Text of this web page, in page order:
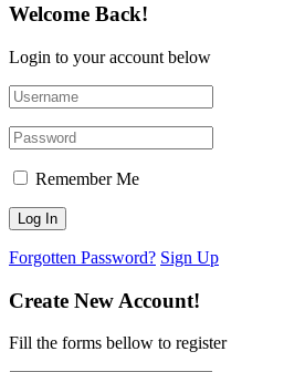
Welcome Back!
Login to your account below
Remember Me
Forgotten Password? Sign Up
Create New Account!
Fill the forms bellow to register